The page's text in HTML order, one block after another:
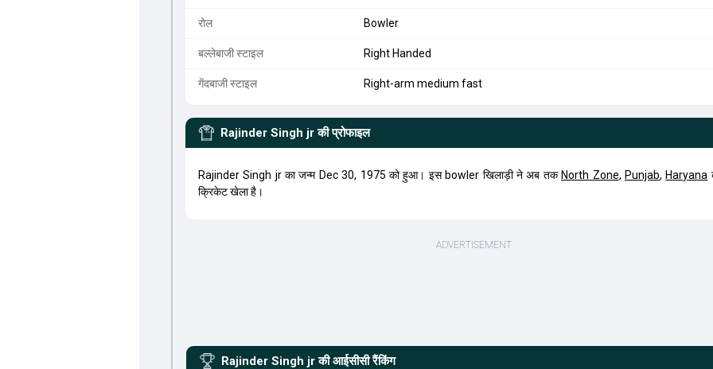
रोल Bowler
बल्लेबाजी स्टाइल Right Handed
गेंदबाजी स्टाइल Right-arm medium fast
Rajinder Singh jr की प्रोफाइल
Rajinder Singh jr का जन्म Dec 30, 1975 को हुआ। इस bowler खिलाड़ी ने अब तक North Zone, Punjab, Haryana
क्रिकेट खेला है।
Rajinder Singh jr की आईसीसी रैंकिंग